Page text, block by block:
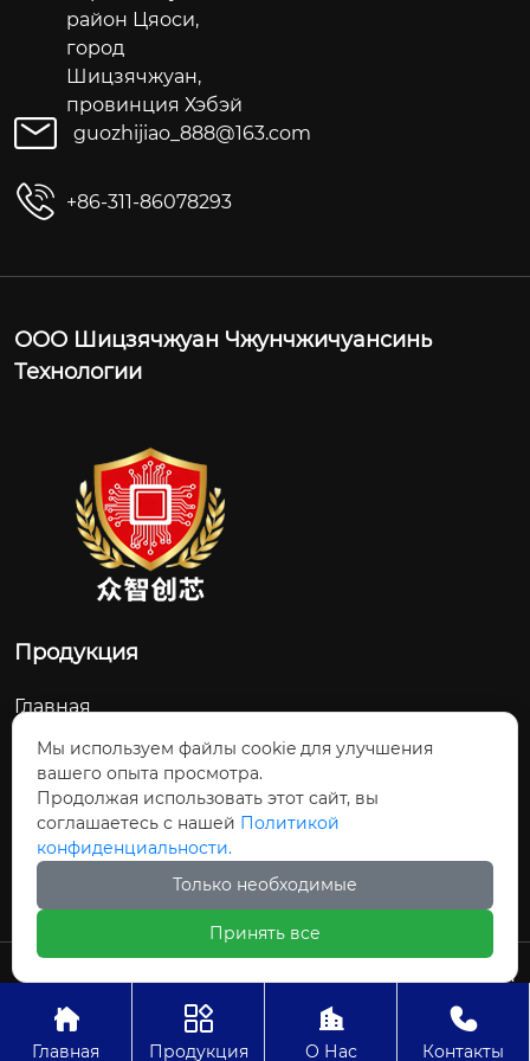
район Цяоси,
город
Шицзячжуан,
провинция Хэбэй
guozhijiao_888@163.com
+86-311-86078293
ООО Шицзячжуан Чжунчжичуансинь
Технологии
Продукция
Главная
О Нас
Контакты
Новости и обновления
Продукция
Авторское право©ООО Шицзячжуан
Чжунчжичуансинь Технологии

Главная

Продукция

О Нас

Контакты
Мы используем файлы cookie для улучшения
вашего опыта просмотра.
Продолжая использовать этот сайт, вы
соглашаетесь с нашей Политикой
конфиденциальности.
Только необходимые
Принять все